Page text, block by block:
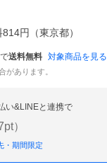
814円 （東京都）
送料無料 対象商品を見る
があります。
い&LINEと連携で
pt）
・期間限定